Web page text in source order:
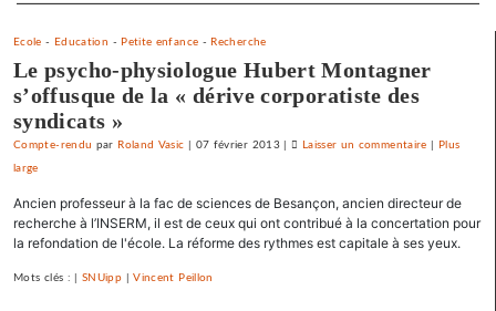
Ecole - Education - Petite enfance - Recherche
Le psycho-physiologue Hubert Montagner
s’offusque de la « dérive corporatiste des
syndicats »
Compte-rendu par Roland Vasic 07 février 2013| Laisser un commentaire onPlus
large
Ancien professeur à la fac de sciences de Besançon, ancien directeur de
recherche à l’INSERM, il est de ceux qui ont contribué à la concertation pour
la refondation de l'école. La réforme des rythmes est capitale à ses yeux.
Mots clés : |SNUipp |Vincent Peillon